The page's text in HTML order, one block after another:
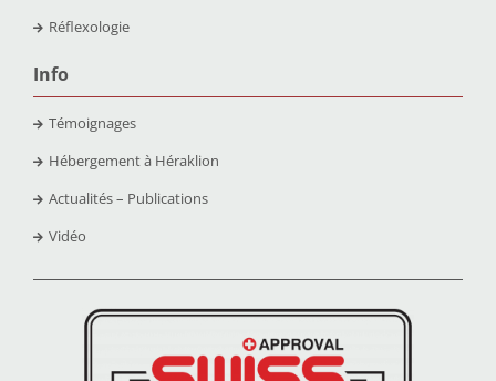
Réflexologie
Info
Témoignages
Hébergement à Héraklion
Actualités – Publications
Vidéo